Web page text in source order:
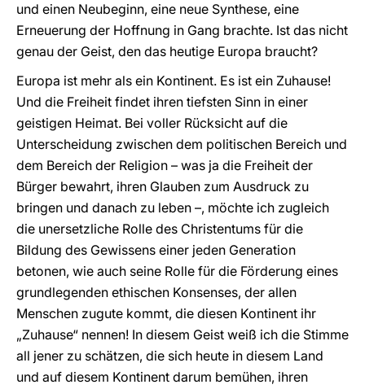
und einen Neubeginn, eine neue Synthese, eine
Erneuerung der Hoffnung in Gang brachte. Ist das nicht
genau der Geist, den das heutige Europa braucht?
Europa ist mehr als ein Kontinent. Es ist ein Zuhause!
Und die Freiheit findet ihren tiefsten Sinn in einer
geistigen Heimat. Bei voller Rücksicht auf die
Unterscheidung zwischen dem politischen Bereich und
dem Bereich der Religion – was ja die Freiheit der
Bürger bewahrt, ihren Glauben zum Ausdruck zu
bringen und danach zu leben –, möchte ich zugleich
die unersetzliche Rolle des Christentums für die
Bildung des Gewissens einer jeden Generation
betonen, wie auch seine Rolle für die Förderung eines
grundlegenden ethischen Konsenses, der allen
Menschen zugute kommt, die diesen Kontinent ihr
„Zuhause“ nennen! In diesem Geist weiß ich die Stimme
all jener zu schätzen, die sich heute in diesem Land
und auf diesem Kontinent darum bemühen, ihren